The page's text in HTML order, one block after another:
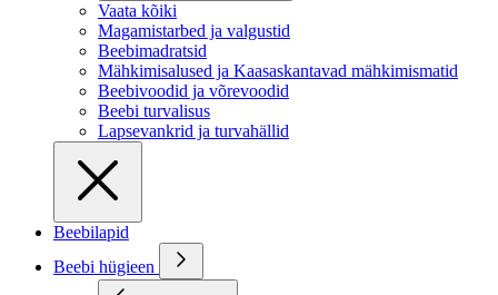
Vaata kõiki
Magamistarbed ja valgustid
Beebimadratsid
Mähkimisalused ja Kaasaskantavad mähkimismatid
Beebivoodid ja võrevoodid
Beebi turvalisus
Lapsevankrid ja turvahällid
Beebilapid
Beebi hügieen